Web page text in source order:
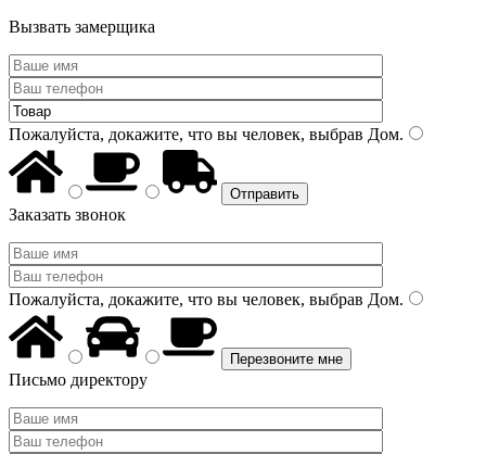
Вызвать замерщика
Пожалуйста, докажите, что вы человек, выбрав Дом.
Заказать звонок
Пожалуйста, докажите, что вы человек, выбрав Дом.
Письмо директору